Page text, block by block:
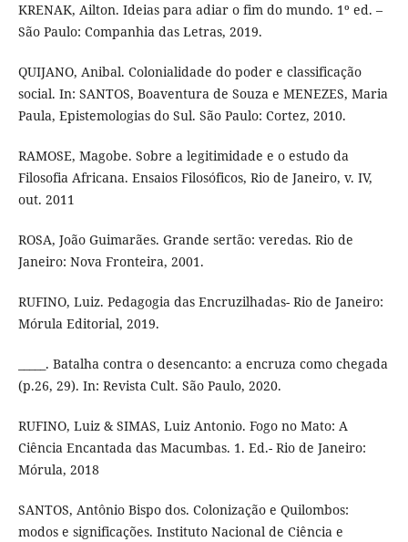
KRENAK, Ailton. Ideias para adiar o fim do mundo. 1º ed. –
São Paulo: Companhia das Letras, 2019.
QUIJANO, Anibal. Colonialidade do poder e classificação
social. In: SANTOS, Boaventura de Souza e MENEZES, Maria
Paula, Epistemologias do Sul. São Paulo: Cortez, 2010.
RAMOSE, Magobe. Sobre a legitimidade e o estudo da
Filosofia Africana. Ensaios Filosóficos, Rio de Janeiro, v. IV,
out. 2011
ROSA, João Guimarães. Grande sertão: veredas. Rio de
Janeiro: Nova Fronteira, 2001.
RUFINO, Luiz. Pedagogia das Encruzilhadas- Rio de Janeiro:
Mórula Editorial, 2019.
_____. Batalha contra o desencanto: a encruza como chegada
(p.26, 29). In: Revista Cult. São Paulo, 2020.
RUFINO, Luiz & SIMAS, Luiz Antonio. Fogo no Mato: A
Ciência Encantada das Macumbas. 1. Ed.- Rio de Janeiro:
Mórula, 2018
SANTOS, Antônio Bispo dos. Colonização e Quilombos:
modos e significações. Instituto Nacional de Ciência e